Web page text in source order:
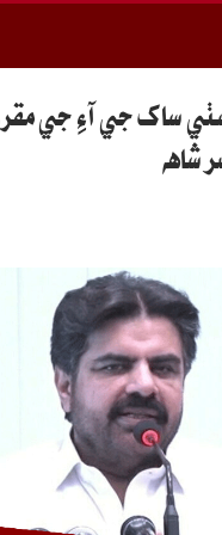
سٺي ساک جي آءِ جي
شاهه